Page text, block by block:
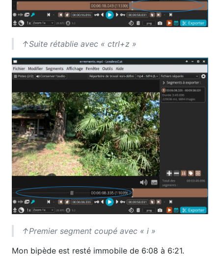
↑Suite rétablie avec « ctrl+z »
↑Premier segment coupé avec « i »
Mon bipède est resté immobile de 6:08 à 6:21.